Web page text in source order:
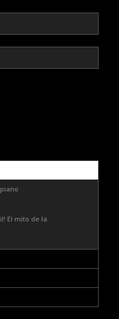
El mito de la